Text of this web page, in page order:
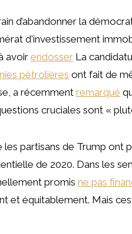
d’abandonner la
d'investissement
avoirendosser La
pétrolières ont fait de
a récemment remarqué
cruciales sont «
partisans de Trump ont
de 2020. Dans les
promis ne pas
et équitablement. Mais ces